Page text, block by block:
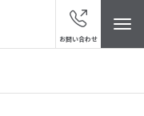
お問い合わせ